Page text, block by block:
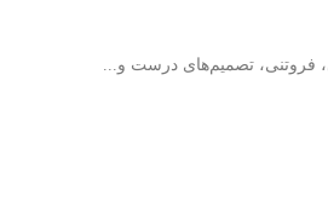
فروتنی، تصمیم‌های درست و...